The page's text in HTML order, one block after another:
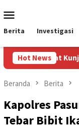
ke
kontenMobile
Berita Investigasi
Hot News
Sosok
Beranda Berita
Kapolres
Tebar Bibit